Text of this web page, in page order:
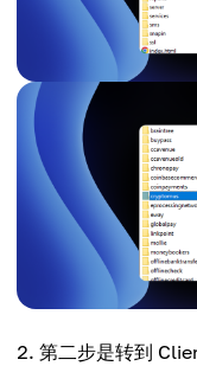
第二步是转到